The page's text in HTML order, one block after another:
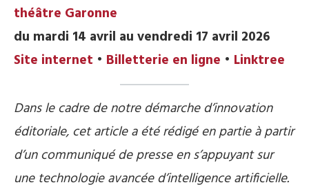
théâtre Garonne
du mardi 14 avril au vendredi 17 avril 2026
Site internet • Billetterie en ligne • Linktree
Dans le cadre de notre démarche d’innovation
éditoriale, cet article a été rédigé en partie à partir
d’un communiqué de presse en s’appuyant sur
une technologie avancée d’intelligence artificielle.